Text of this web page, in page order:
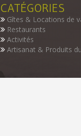
CATÉGORIES
Gîtes & Locations de
Restaurants
Activités
Artisanat & Produits